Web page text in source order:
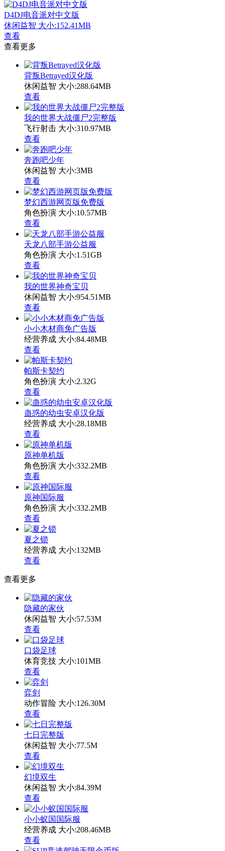
D4DJ电音派对中文版
休闲益智 大小:152.41MB
查看
查看更多
背叛Betrayed汉化版
休闲益智 大小:288.64MB
查看
我的世界大战僵尸2完整版
飞行射击 大小:310.97MB
查看
奔跑吧少年
休闲益智 大小:3MB
查看
梦幻西游网页版免费版
角色扮演 大小:10.57MB
查看
天龙八部手游公益服
角色扮演 大小:1.51GB
查看
我的世界神奇宝贝
休闲益智 大小:954.51MB
查看
小小木材商免广告版
经营养成 大小:84.48MB
查看
帕斯卡契约
角色扮演 大小:2.32G
查看
蛊惑的幼虫安卓汉化版
经营养成 大小:28.18MB
查看
原神单机版
角色扮演 大小:332.2MB
查看
原神国际服
角色扮演 大小:332.2MB
查看
夏之锁
经营养成 大小:132MB
查看
查看更多
隐藏的家伙
休闲益智 大小:57.53M
查看
口袋足球
体育竞技 大小:101MB
查看
弈剑
动作冒险 大小:126.30M
查看
七日完整版
休闲益智 大小:77.5M
查看
幻境双生
休闲益智 大小:84.39M
查看
小小蚁国国际服
经营养成 大小:208.46MB
查看